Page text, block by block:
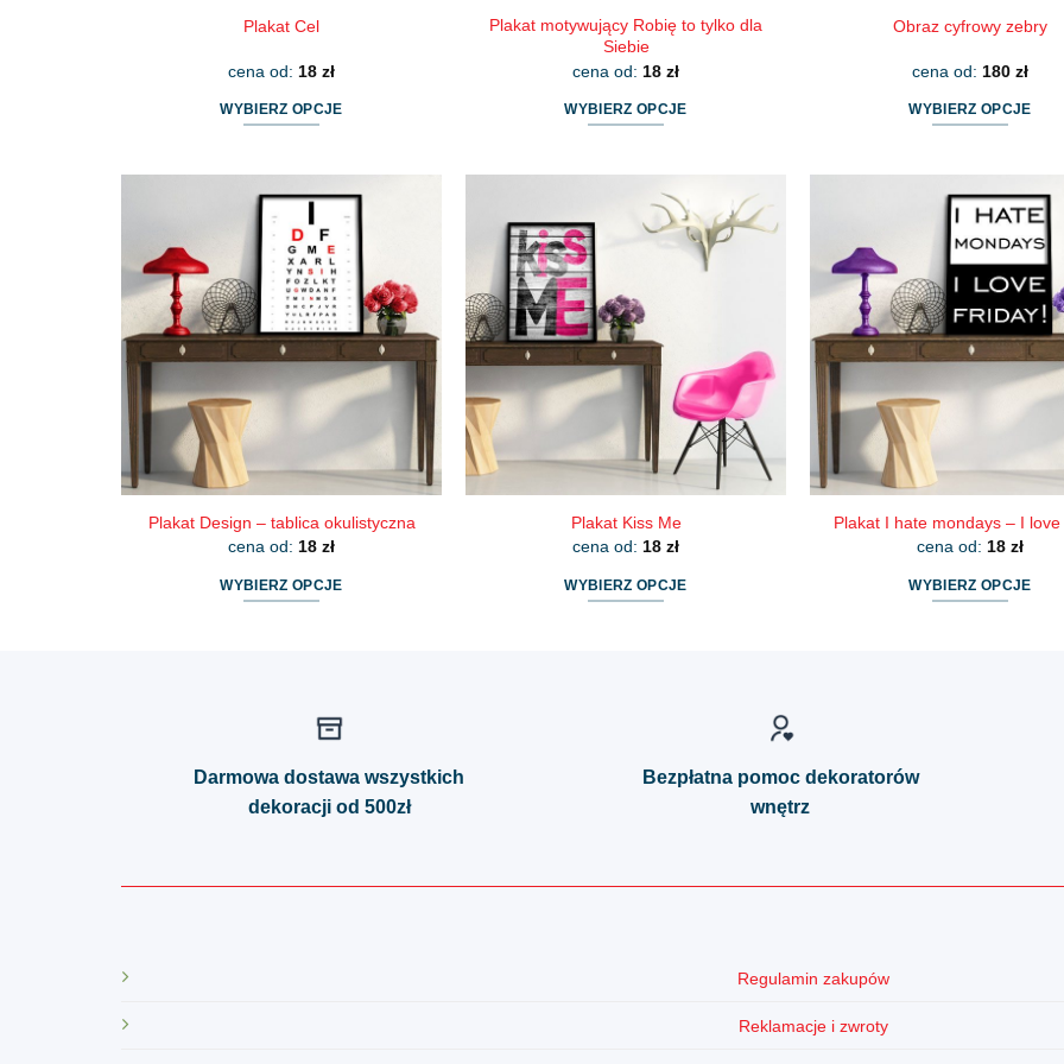
Plakat Cel
cena od: 18 zł
WYBIERZ OPCJE
ma
wiele
wariantów.
Opcje
można
wybrać
na
stronie
Plakat motywujący Robię to tylko dla
Siebie
cena od: 18 zł
WYBIERZ OPCJE
wiele
wariantów.
można
wybrać
stronie
produktu
Obraz cyfrowy zebry
cena od: 180 zł
WYBIERZ OPCJE
ma
wiele
wariantów.
Opcje
na
stronie
Plakat Design – tablica okulistyczna
cena od: 18 zł
WYBIERZ OPCJE
wariantów.
można
wybrać
produktu
Plakat Kiss Me
cena od: 18 zł
WYBIERZ OPCJE
można
produktu
Plakat I hate mondays – I
cena od: 18 zł
WYBIERZ OPCJE
produktu
Darmowa dostawa wszystkich
dekoracji od 500zł
Bezpłatna pomoc dekoratorów
wnętrz
Regulamin zakupów
Reklamacje i zwroty